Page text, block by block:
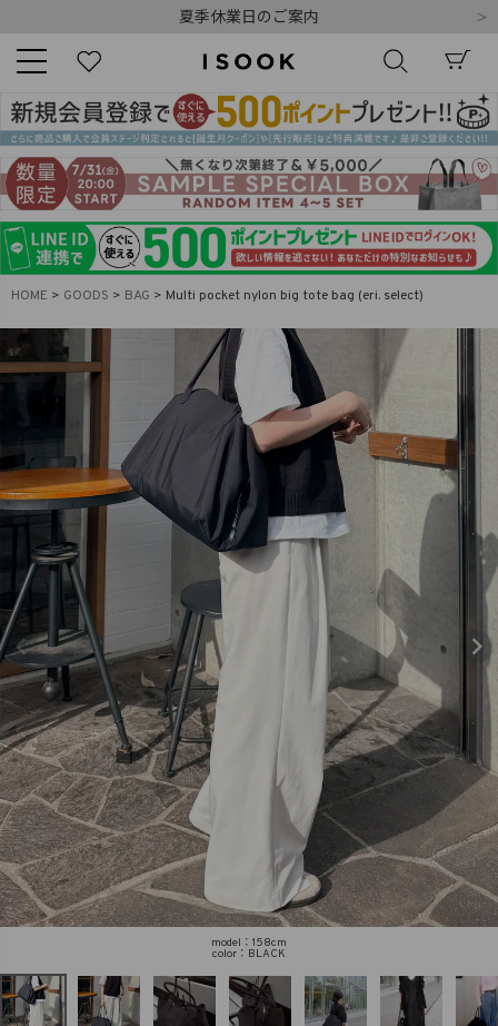
夏季休業日のご案内
10,000円以上ご購入で送料無料
新規会員登録でもれなく500ポイントプレゼント
夏季休業日のご案内
令和8年熊本地震の影響によるお荷物のお届けについて
キーワード
商品番号
再入荷 SALE
商品タイプ
HIT ITEM
カラー
価格（税込）
〜
在庫なし商品
HOME GOODS BAG Multi pocket nylon big tote bag (eri. select)
model：158cm
BLACK